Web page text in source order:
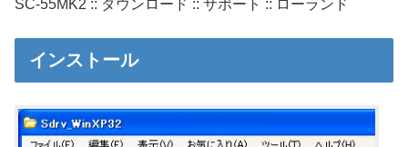
SC-55MK2 :: ダウンロード :: サポート :: ローランド
インストール